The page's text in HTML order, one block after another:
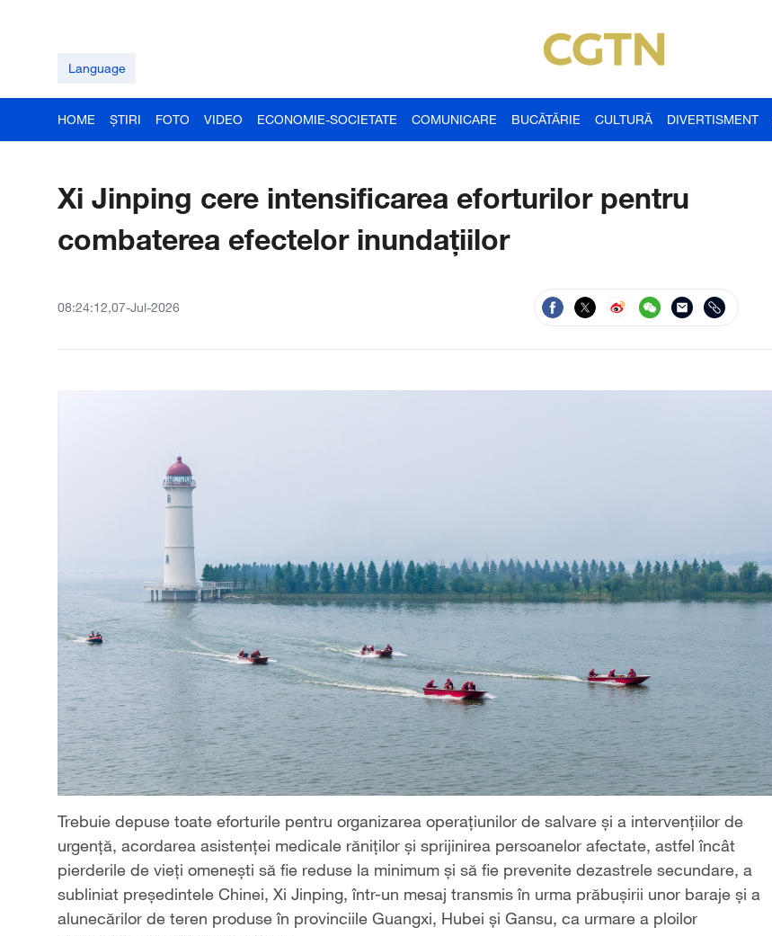
Language
HOME ȘTIRI FOTO VIDEO ECONOMIE-SOCIETATE COMUNICARE BUCĂTĂRIE CULTURĂ DIVERTISMENT
Xi Jinping cere intensificarea eforturilor pentru
combaterea efectelor inundațiilor
08:24:12,07-Jul-2026
Trebuie depuse toate eforturile pentru organizarea operațiunilor de salvare și a intervențiilor de
urgență, acordarea asistenței medicale răniților și sprijinirea persoanelor afectate, astfel încât
pierderile de vieți omenești să fie reduse la minimum și să fie prevenite dezastrele secundare, a
subliniat președintele Chinei, Xi Jinping, într-un mesaj transmis în urma prăbușirii unor baraje și a
alunecărilor de teren produse în provinciile Guangxi, Hubei și Gansu, ca urmare a ploilor